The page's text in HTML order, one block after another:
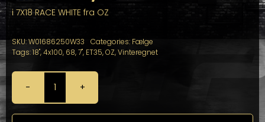
i 7X18 RACE WHITE fra OZ
SKU:W01686250W33 Categories: Fælge
Tags:18",4x100, 68,7", ET35,OZ,Vinteregnet
OZ
Superturismo
WRC